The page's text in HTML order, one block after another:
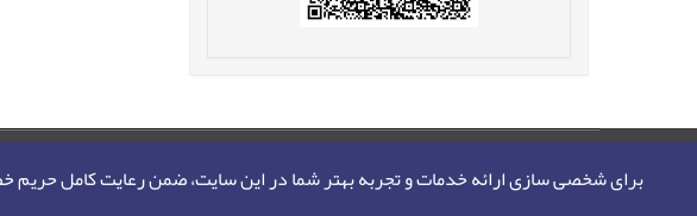
برای شخصی سازی ارائه خدمات و تجربه بهتر شما در این سایت، ضمن رعایت کامل حریم